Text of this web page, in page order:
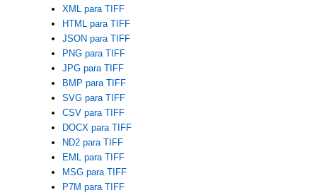
XML para TIFF
HTML para TIFF
JSON para TIFF
PNG para TIFF
JPG para TIFF
BMP para TIFF
SVG para TIFF
CSV para TIFF
DOCX para TIFF
ND2 para TIFF
EML para TIFF
MSG para TIFF
P7M para TIFF